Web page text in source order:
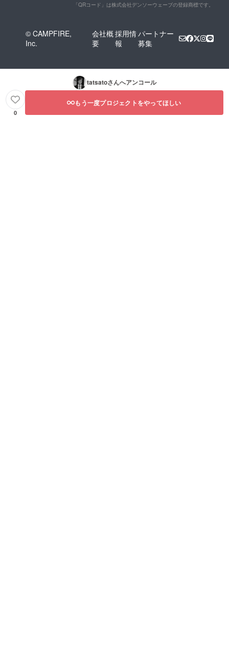
「QRコード」は株式会社デンソーウェーブの登録商標です。
© CAMPFIRE,
Inc.
会社概
要
採用情
報
パートナー
募集
tatsatoさんへアンコール
0
もう一度プロジェクトをやってほしい